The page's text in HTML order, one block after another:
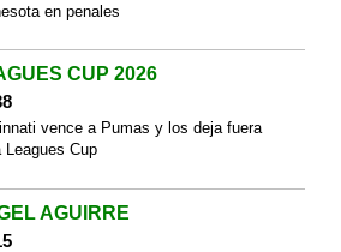
en penales
CUP 2026
vence a Pumas y los deja fuera
Leagues Cup
AGUIRRE